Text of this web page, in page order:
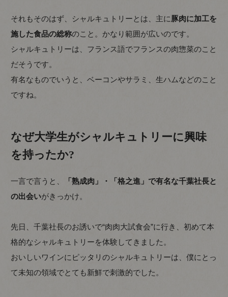
それもそのはず、シャルキュトリーとは、主に豚肉に加工を
施した食品の総称のこと。かなり範囲が広いのです。
シャルキュトリーは、フランス語でフランスの肉惣菜のこと
だそうです。
有名なものでいうと、ベーコンやサラミ、生ハムなどのこと
ですね。
なぜ大学生がシャルキュトリーに興味
を持ったか?
一言で言うと、
「熟成肉」・「格之進」で有名な千葉社長と
の出会いがきっかけ。
先日、千葉社長のお誘いで“肉肉大試食会”に行き、初めて本
格的なシャルキュトリーを体験してきました。
おいしいワインにピッタリのシャルキュトリーは、僕にとっ
て未知の領域でとても新鮮で刺激的でした。